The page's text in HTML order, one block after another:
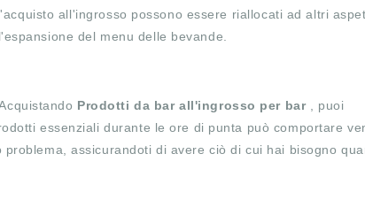
all'ingrosso possono essere riallocati ad altri
del menu delle bevande.
Prodotti da bar all'ingrosso per bar
, puoi
essenziali durante le ore di punta può comportare
assicurandoti di avere ciò di cui hai bisogno